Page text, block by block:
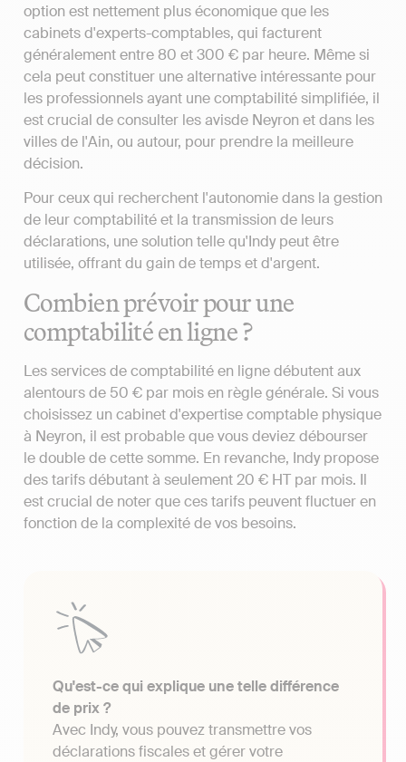
option est nettement plus économique que les
cabinets d'experts-comptables, qui facturent
généralement entre 80 et 300 € par heure. Même si
cela peut constituer une alternative intéressante pour
les professionnels ayant une comptabilité simplifiée, il
est crucial de consulter les avisde Neyron et dans les
villes de l'Ain, ou autour, pour prendre la meilleure
décision.
Pour ceux qui recherchent l'autonomie dans la gestion
de leur comptabilité et la transmission de leurs
déclarations, une solution telle qu'Indy peut être
utilisée, offrant du gain de temps et d'argent.
Combien prévoir pour une
comptabilité en ligne ?
Les services de comptabilité en ligne débutent aux
alentours de 50 € par mois en règle générale. Si vous
choisissez un cabinet d'expertise comptable physique
à Neyron, il est probable que vous deviez débourser
le double de cette somme. En revanche, Indy propose
des tarifs débutant à seulement 20 € HT par mois. Il
est crucial de noter que ces tarifs peuvent fluctuer en
fonction de la complexité de vos besoins.
Qu'est-ce qui explique une telle différence
de prix ?
Avec Indy, vous pouvez transmettre vos
déclarations fiscales et gérer votre